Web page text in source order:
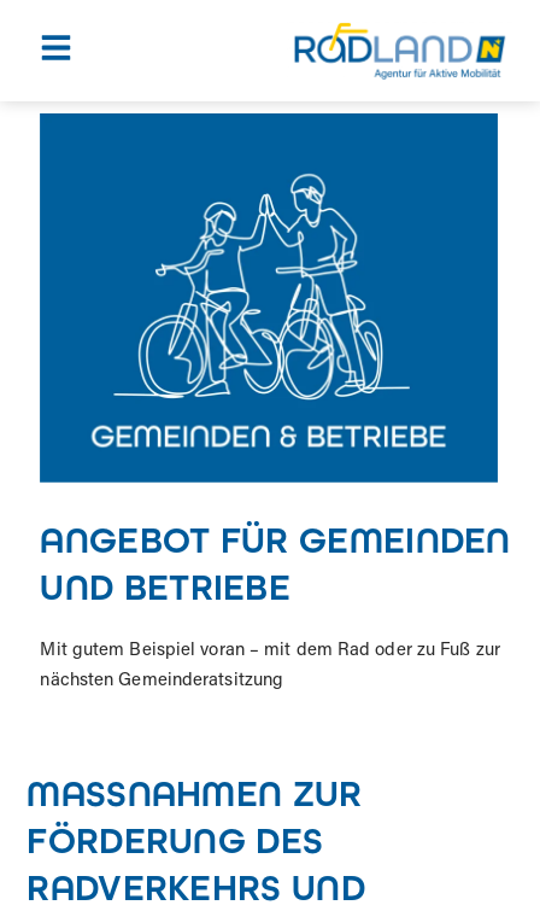
ANGEBOT FÜR GEMEINDEN
UND BETRIEBE
Mit gutem Beispiel voran – mit dem Rad oder zu Fuß zur
nächsten Gemeinderatsitzung
MASSNAHMEN ZUR F
ÖRDERUNG DES R
ADVERKEHRS UND Z